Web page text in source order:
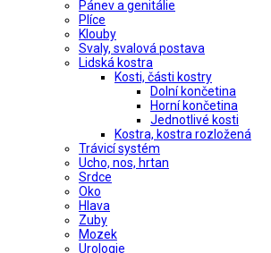
Pánev a genitálie
Plíce
Klouby
Svaly, svalová postava
Lidská kostra
Kosti, části kostry
Dolní končetina
Horní končetina
Jednotlivé kosti
Kostra, kostra rozložená
Trávicí systém
Ucho, nos, hrtan
Srdce
Oko
Hlava
Zuby
Mozek
Urologie